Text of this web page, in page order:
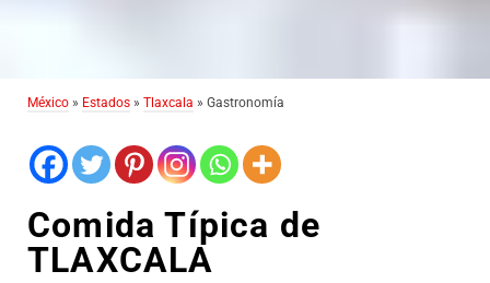
México » Estados » Tlaxcala » Gastronomía
Comida Típica de
TLAXCALA